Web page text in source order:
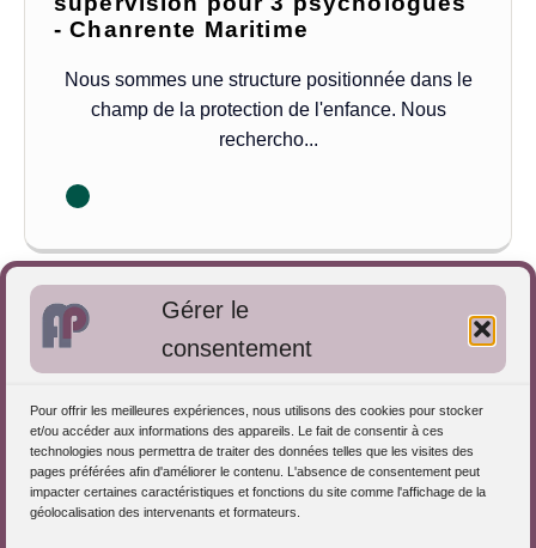
Gérer le
consentement
Pour offrir les meilleures expériences, nous utilisons des cookies pour stocker
et/ou accéder aux informations des appareils. Le fait de consentir à ces
technologies nous permettra de traiter des données telles que les visites des
pages préférées afin d'améliorer le contenu. L'absence de consentement peut
impacter certaines caractéristiques et fonctions du site comme l'affichage de la
géolocalisation des intervenants et formateurs.
- Chanrente Maritime
Nous sommes une structure positionnée dans le
champ de la protection de l'enfance. Nous
rechercho...
3